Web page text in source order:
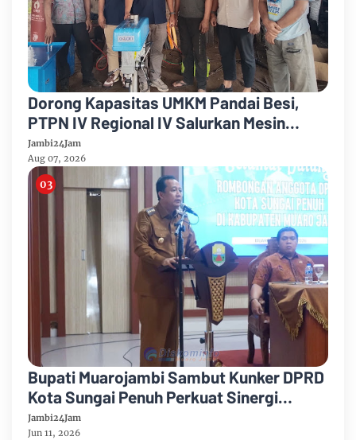
Dorong Kapasitas UMKM Pandai Besi,
PTPN IV Regional IV Salurkan Mesin
Canggih Dan Legalitas Usaha Di Sungai
Penuh
Jambi24Jam
Aug 07, 2026
Bupati Muarojambi Sambut Kunker DPRD
Kota Sungai Penuh Perkuat Sinergi
Pembangunan
Jambi24Jam
Jun 11, 2026